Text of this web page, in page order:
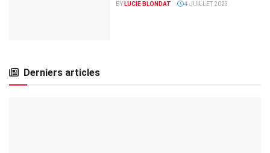
BY LUCIE BLONDAT 4 JUILLET 2023
Derniers articles